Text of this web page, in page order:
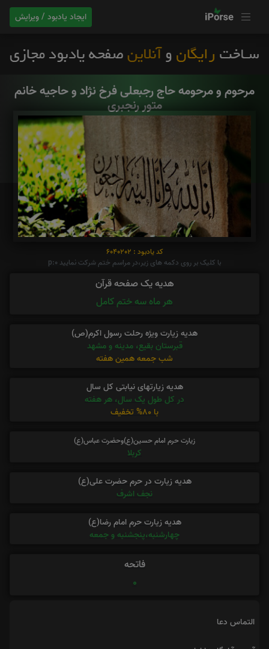
ایجاد یادبود / ویرایش
مرحوم و مرحومه حاج رجبعلی فرخ نژاد و حاجیه خانم
متور رنجبری
کد یادبود : 6040202
با کلیک بر روی دکمه های زیر،در مراسم ختم شرکت نمایید p:0
هدیه یک صفحه قرآن
هر ماه سه ختم کامل
هدیه زیارت ویژه رحلت رسول اکرم(ص)
قبرستان بقیع، مدینه و مشهد
شب جمعه همین هفته
هدیه زیارتهای نیابتی کل سال
در کل طول یک سال، هر هفته
با 80% تخفیف
زیارت حرم امام حسین(ع)وحضرت عباس(ع)
کربلا
هدیه زیارت در حرم حضرت علی(ع)
نجف اشرف
هدیه زیارت حرم امام رضا(ع)
چهارشنبه،پنجشنبه و جمعه
فاتحه
0
التماس دعا